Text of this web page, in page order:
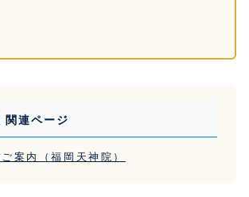
関連ページ
案内（福岡天神院）